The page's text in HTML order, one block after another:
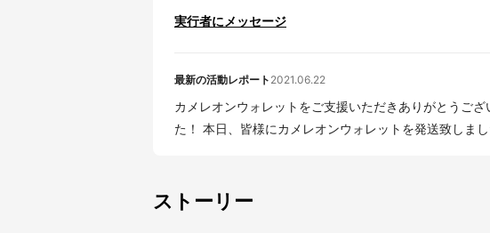
実行者にメッセージ
最新の活動レポート 2021.06.22
カメレオンウォレットをご支援いただきありがとうございます。 大変お待た
ストーリー